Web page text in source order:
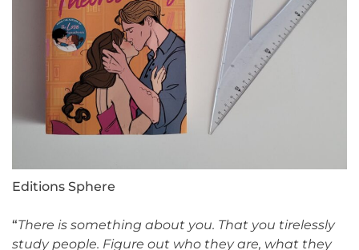
Editions Sphere
“There is something about you. That you tirelessly
study people. Figure out who they are, what they